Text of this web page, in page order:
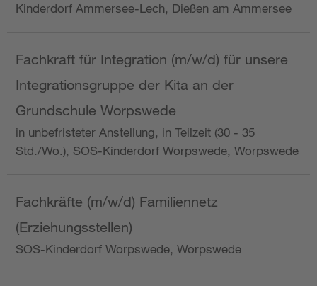
Kinderdorf Ammersee-Lech, Dießen am Ammersee
Fachkraft für Integration (m/w/d) für unsere
Integrationsgruppe der Kita an der
Grundschule Worpswede
in unbefristeter Anstellung, in Teilzeit (30 - 35
Std./Wo.), SOS-Kinderdorf Worpswede, Worpswede
Fachkräfte (m/w/d) Familiennetz
(Erziehungsstellen)
SOS-Kinderdorf Worpswede, Worpswede